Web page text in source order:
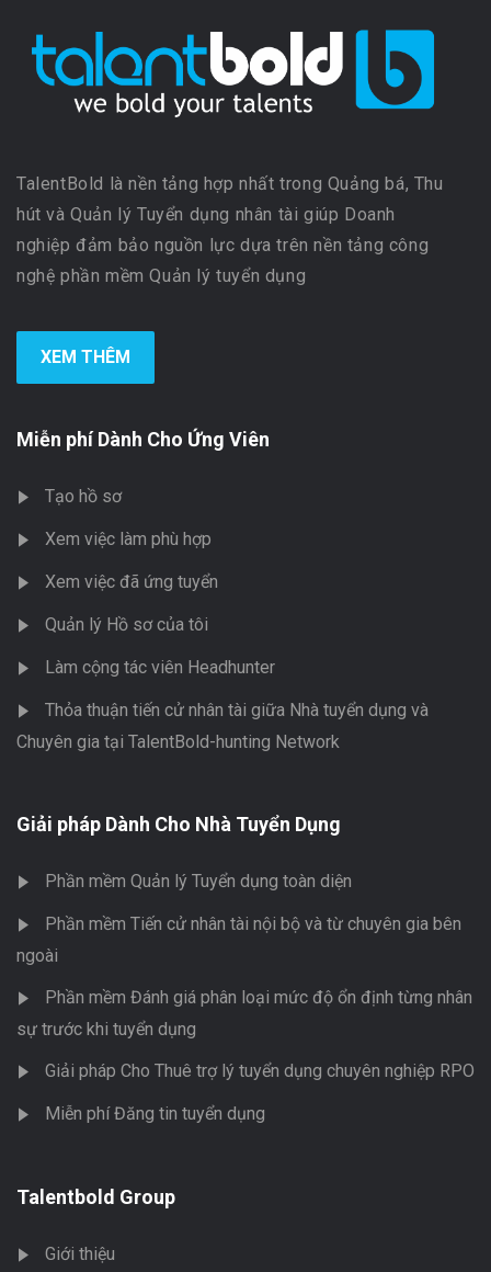
TalentBold là nền tảng hợp nhất trong Quảng bá, Thu
hút và Quản lý Tuyển dụng nhân tài giúp Doanh
nghiệp đảm bảo nguồn lực dựa trên nền tảng công
nghệ phần mềm Quản lý tuyển dụng
XEM THÊM
Miễn phí Dành Cho Ứng Viên
Tạo hồ sơ
Xem việc làm phù hợp
Xem việc đã ứng tuyển
Quản lý Hồ sơ của tôi
Làm cộng tác viên Headhunter
Thỏa thuận tiến cử nhân tài giữa Nhà tuyển dụng và
Chuyên gia tại TalentBold-hunting Network
Giải pháp Dành Cho Nhà Tuyển Dụng
Phần mềm Quản lý Tuyển dụng toàn diện
Phần mềm Tiến cử nhân tài nội bộ và từ chuyên gia bên
ngoài
Phần mềm Đánh giá phân loại mức độ ổn định từng nhân
sự trước khi tuyển dụng
Giải pháp Cho Thuê trợ lý tuyển dụng chuyên nghiệp RPO
Miễn phí Đăng tin tuyển dụng
Talentbold Group
Giới thiệu